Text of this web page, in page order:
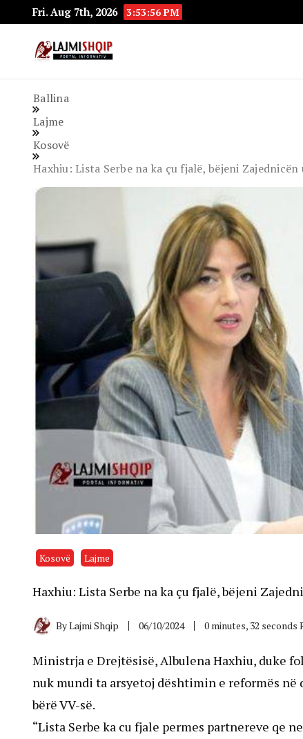
Fri. Aug 7th, 2026 3:53:57 PM
Ballina
Lajme
Kosovë
Haxhiu: Lista Serbe na ka çu fjalë, bëjeni
Kosovë Lajme
Haxhiu: Lista Serbe na ka çu fjalë, bëjeni
ByLajmi Shqip 06/10/2024 0 minutes, 32 seconds
Ministrja e Drejtësisë, Albulena Haxhiu, duke
nuk mundi ta arsyetoj dështimin e reformës në
bërë VV-së.
“Lista Serbe ka cu fjale permes partnereve qe